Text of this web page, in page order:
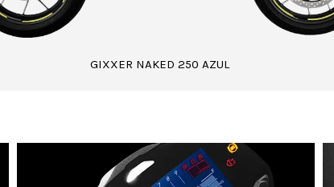
GIXXER NAKED 250 AZUL